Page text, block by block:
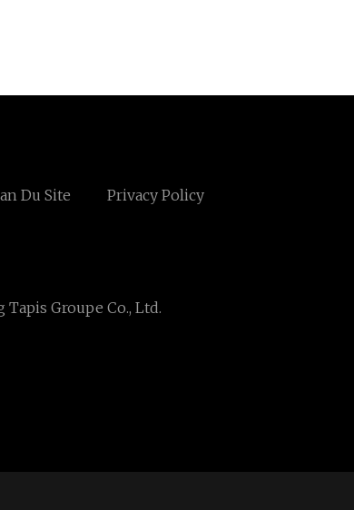
Du Site Privacy Policy
Tapis Groupe Co., Ltd.